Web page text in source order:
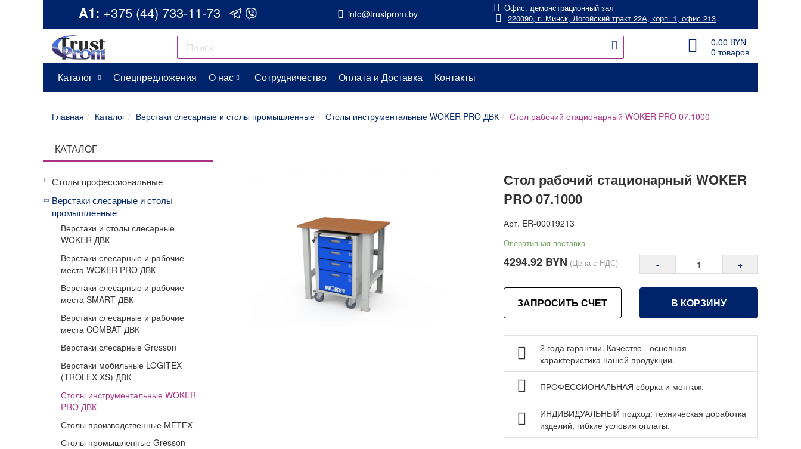
A1: +375 (44) 733-11-73 info@trustprom.by
Офис, демонстрационный зал
220090, г. Минск, Логойский тракт 22А, корп. 1, офис 213
0.00 BYN
0 товаров
Каталог Спецпредложения О нас Сотрудничество Оплата и Доставка Контакты
Главная Каталог Верстаки слесарные и столы промышленные Столы инструментальные WOKER PRO ДВК Стол рабочий стационарный WOKER PRO 07.1000
КАТАЛОГ
Столы профессиональные
Верстаки слесарные и столы
промышленные
Верстаки и столы слесарные
WOKER ДВК
Верстаки слесарные и рабочие
места WOKER PRO ДВК
Верстаки слесарные и рабочие
места SMART ДВК
Верстаки слесарные и рабочие
места COMBAT ДВК
Верстаки слесарные Gresson
Верстаки мобильные LOGITEX
(TROLEX XS) ДВК
Столы инструментальные WOKER
PRO ДВК
Столы производственные МЕТЕХ
Столы промышленные Gresson
Стол рабочий стационарный WOKER
PRO 07.1000
Арт. ER-00019213
Оперативная поставка
4294.92 BYN (Цена с НДС) - +
ЗАПРОСИТЬ СЧЕТ В КОРЗИНУ
2 года гарантии. Качество - основная
характеристика нашей продукции.
ПРОФЕССИОНАЛЬНАЯ сборка и монтаж.
ИНДИВИДУАЛЬНЫЙ подход: техническая доработка
изделий, гибкие условия оплаты.